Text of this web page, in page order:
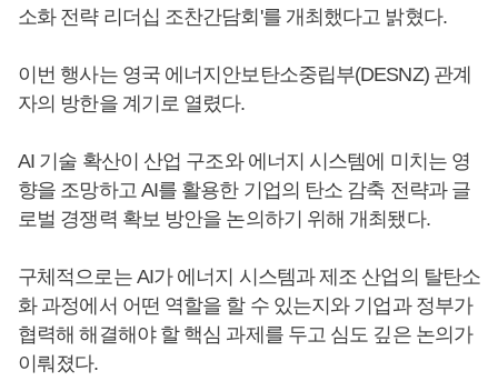
소화 전략 리더십 조찬간담회'를 개최했다고 밝혔다.
이번 행사는 영국 에너지안보탄소중립부(DESNZ) 관계
자의 방한을 계기로 열렸다.
AI 기술 확산이 산업 구조와 에너지 시스템에 미치는 영
향을 조망하고 AI를 활용한 기업의 탄소 감축 전략과 글
로벌 경쟁력 확보 방안을 논의하기 위해 개최됐다.
구체적으로는 AI가 에너지 시스템과 제조 산업의 탈탄소
화 과정에서 어떤 역할을 할 수 있는지와 기업과 정부가
협력해 해결해야 할 핵심 과제를 두고 심도 깊은 논의가
이뤄졌다.